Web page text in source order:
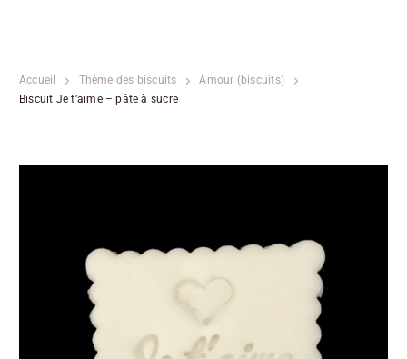
Accueil Thème des biscuits
Amour (biscuits)
Biscuit Je t’aime – pâte à sucre